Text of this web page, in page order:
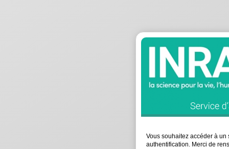
Vous souhaitez accéder à
authentification. Merci de